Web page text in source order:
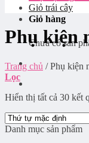
Giỏ hàng
Chưa có sản
Giỏ trái cây
Phụ kiện
Trang chủ /Phụ kiện
Lọc
Hiển thị tất cả 30 kết
Danh mục sản phẩm